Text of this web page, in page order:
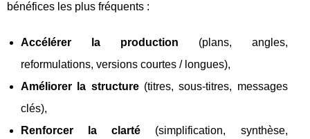
bénéfices les plus fréquents :
Accélérer la production (plans, angles,
reformulations, versions courtes / longues),
Améliorer la structure(titres, sous-titres, messages
clés),
Renforcer la clarté (simplification, synthèse,